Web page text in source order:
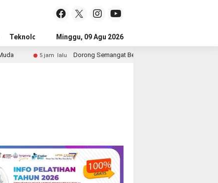
Teknologi Advertorial Tips
Minggu, 09 Agu 2026
5 jam lalu Dorong Semangat Belajar Anak, KKN Kelompok 11 UIN